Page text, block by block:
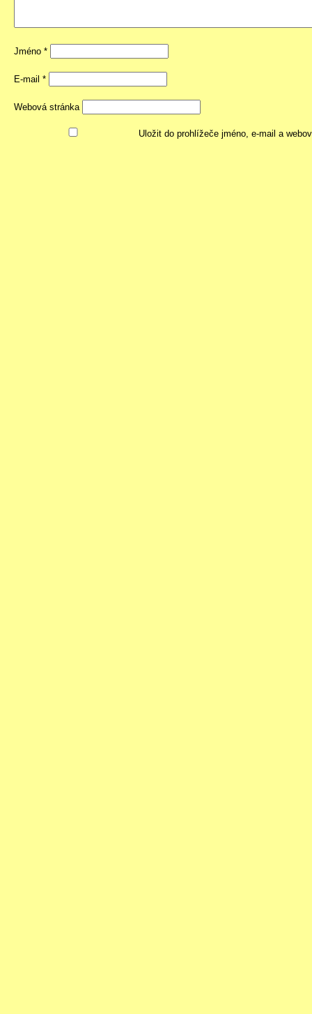
Jméno *
E-mail *
Webová stránka
Uložit do prohlížeče jméno, e-mail a